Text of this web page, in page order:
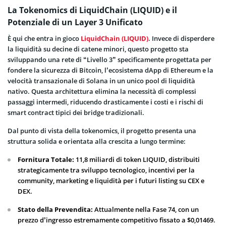
La Tokenomics di LiquidChain (LIQUID) e il
Potenziale di un Layer 3 Unificato
È qui che entra in gioco LiquidChain (LIQUID). Invece di disperdere
la liquidità su decine di catene minori, questo progetto sta
sviluppando una rete di “Livello 3” specificamente progettata per
fondere la sicurezza di Bitcoin, l’ecosistema dApp di Ethereum e la
velocità transazionale di Solana in un unico pool di liquidità
nativo. Questa architettura elimina la necessità di complessi
passaggi intermedi, riducendo drasticamente i costi e i rischi di
smart contract tipici dei bridge tradizionali.
Dal punto di vista della tokenomics, il progetto presenta una
struttura solida e orientata alla crescita a lungo termine:
Fornitura Totale: 11,8 miliardi di token LIQUID, distribuiti
strategicamente tra sviluppo tecnologico, incentivi per la
community, marketing e liquidità per i futuri listing su CEX e
DEX.
Stato della Prevendita: Attualmente nella Fase 74, con un
prezzo d’ingresso estremamente competitivo fissato a $0,01469.